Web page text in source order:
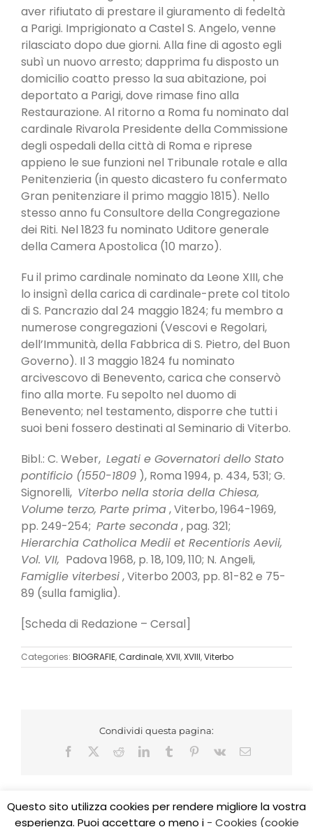
aver rifiutato di prestare il giuramento di fedeltà
a Parigi. Imprigionato a Castel S. Angelo, venne
rilasciato dopo due giorni. Alla fine di agosto egli
subì un nuovo arresto; dapprima fu disposto un
domicilio coatto presso la sua abitazione, poi
deportato a Parigi, dove rimase fino alla
Restaurazione. Al ritorno a Roma fu nominato dal
cardinale Rivarola Presidente della Commissione
degli ospedali della città di Roma e riprese
appieno le sue funzioni nel Tribunale rotale e alla
Penitenzieria (in questo dicastero fu confermato
Gran penitenziare il primo maggio 1815). Nello
stesso anno fu Consultore della Congregazione
dei Riti. Nel 1823 fu nominato Uditore generale
della Camera Apostolica (10 marzo).
Fu il primo cardinale nominato da Leone XIII, che
lo insignì della carica di cardinale-prete col titolo
di S. Pancrazio dal 24 maggio 1824; fu membro a
numerose congregazioni (Vescovi e Regolari,
dell’Immunità, della Fabbrica di S. Pietro, del Buon
Governo). Il 3 maggio 1824 fu nominato
arcivescovo di Benevento, carica che conservò
fino alla morte. Fu sepolto nel duomo di
Benevento; nel testamento, disporre che tutti i
suoi beni fossero destinati al Seminario di Viterbo.
Bibl.: C. Weber, Legati e Governatori dello Stato
pontificio (1550-1809 ), Roma 1994, p. 434, 531; G.
Signorelli, Viterbo nella storia della Chiesa,
Volume terzo, Parte prima, Viterbo, 1964-1969,
pp. 249-254; Parte seconda, pag. 321;
Hierarchia Catholica Medii et Recentioris Aevii,
Vol. VII, Padova 1968, p. 18, 109, 110; N. Angeli,
Famiglie viterbesi, Viterbo 2003, pp. 81-82 e 75-
89 (sulla famiglia).
[Scheda di Redazione – Cersal]
Categories: BIOGRAFIE,Cardinale,XVII,XVIII,Viterbo
Condividi questa pagina:
Facebook
RedditLinkedInTumblr Pinterest
Vk Email
Questo sito utilizza cookies per rendere migliore la vostra
esperienza. Puoi accettare o meno i - Cookies (cookie